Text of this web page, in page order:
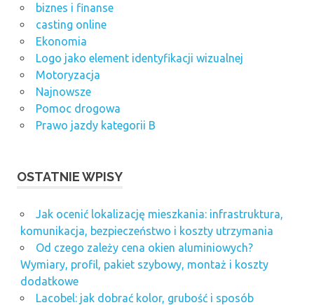
biznes i finanse
casting online
Ekonomia
Logo jako element identyfikacji wizualnej
Motoryzacja
Najnowsze
Pomoc drogowa
Prawo jazdy kategorii B
OSTATNIE WPISY
Jak ocenić lokalizację mieszkania: infrastruktura,
komunikacja, bezpieczeństwo i koszty utrzymania
Od czego zależy cena okien aluminiowych?
Wymiary, profil, pakiet szybowy, montaż i koszty
dodatkowe
Lacobel: jak dobrać kolor, grubość i sposób